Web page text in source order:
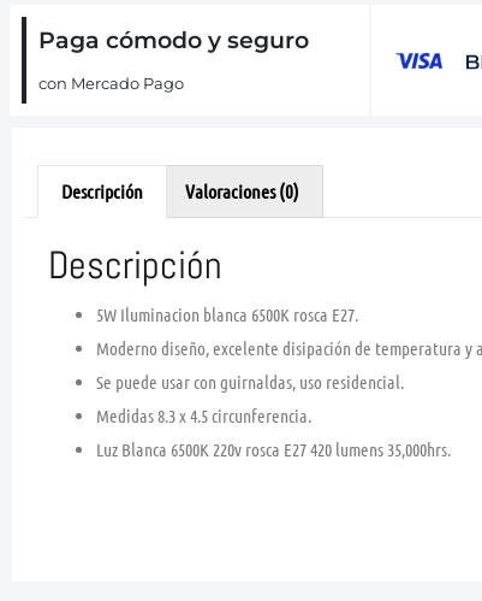
Paga cómodo y seguro
con Mercado Pago
Descripción Valoraciones (0)
Descripción
5W Iluminacion blanca 6500K rosca E27.
Moderno diseño, excelente disipación de temperatura y
Se puede usar con guirnaldas, uso residencial.
Medidas 8.3 x 4.5 circunferencia.
Luz Blanca 6500K 220v rosca E27 420 lumens 35,000hrs.